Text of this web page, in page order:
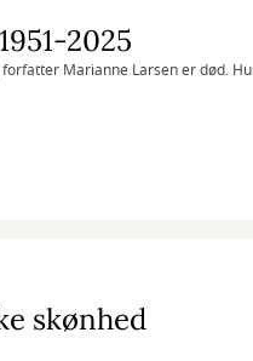
2025
Marianne Larsen er død.
skønhed